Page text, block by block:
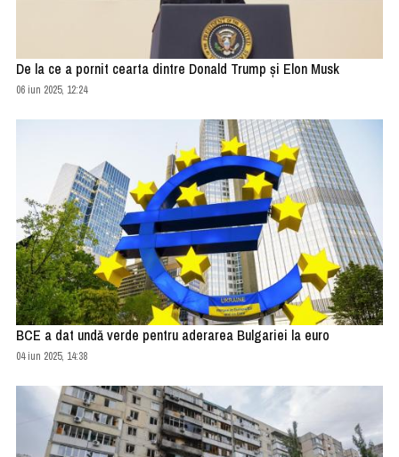
De la ce a pornit cearta dintre Donald Trump și Elon Musk
06 iun 2025, 12:24
BCE a dat undă verde pentru aderarea Bulgariei la euro
04 iun 2025, 14:38